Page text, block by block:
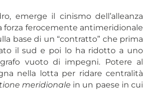
emerge il cinismo dell’alleanza
forza ferocemente antimeridionale
base di un “contratto” che prima
il sud e poi lo ha ridotto a uno
vuoto di impegni. Potere al
nella lotta per ridare centralità
meridionale in un paese in cui